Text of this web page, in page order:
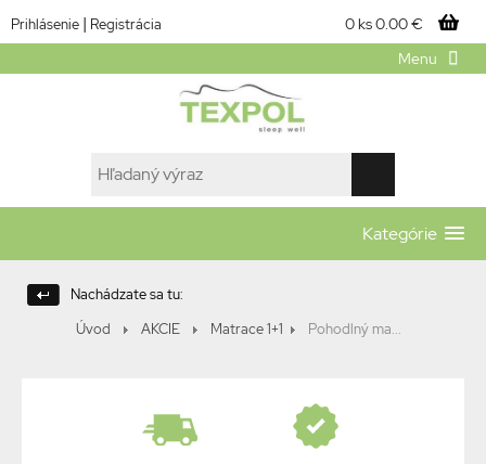
Prihlásenie | Registrácia 0 ks0.00 €
Menu
Kategórie
Nachádzate sa tu:
Úvod
AKCIE Matrace 1+1 Pohodlný ma...